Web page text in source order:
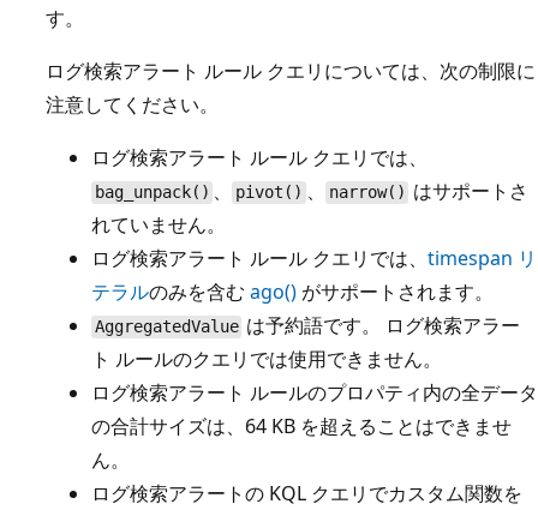
す。
ログ検索アラート ルール クエリについては、次の制限に
注意してください。
ログ検索アラート ルール クエリでは、
bag_unpack() 、 pivot() 、 narrow() はサポートさ
れていません。
ログ検索アラート ルール クエリでは、 timespan リ
テラルのみを含む ago() がサポートされます。
AggregatedValue は予約語です。 ログ検索アラー
ト ルールのクエリでは使用できません。
ログ検索アラート ルールのプロパティ内の全データ
の合計サイズは、64 KB を超えることはできませ
ん。
ログ検索アラートの KQL クエリでカスタム関数を